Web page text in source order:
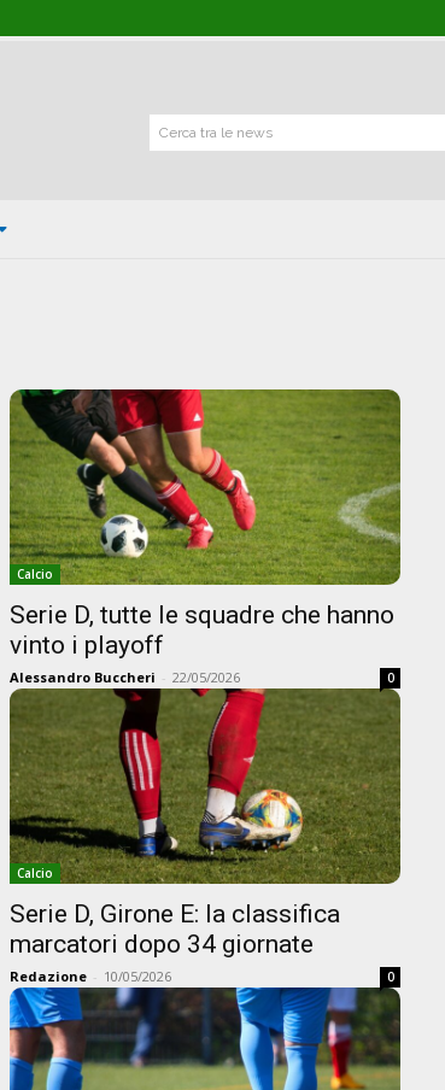
Cerca tra le news
Calcio
Serie D, tutte le squadre che hanno
vinto i playoff
Alessandro Buccheri - 22/05/2026 0
Calcio
Serie D, Girone E: la classifica
marcatori dopo 34 giornate
Redazione - 10/05/2026 0